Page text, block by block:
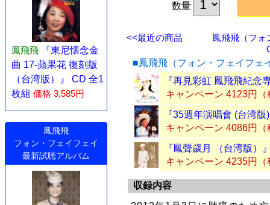
鳳飛飛
『東尼懐念金
曲 17-蘋果花 復刻版
（台湾版）』 CD 全1
枚組 価格 3,585円
鳳飛飛
フォン・フェイフェイ
最新試聴アルバム
数量
<<最近の商品
鳳飛飛（フォ
■鳳飛飛（フォン・フェイフェ
『再見彩虹 鳳飛飛紀念
キャンペーン 4123円（
『35週年演唱會 (台湾
キャンペーン 4086円（
『鳳聲歲月 （台湾版）
キャンペーン 4235円（
収録内容